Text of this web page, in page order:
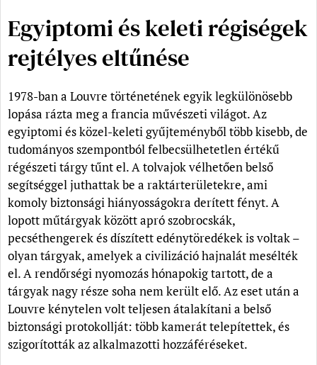
Egyiptomi és keleti régiségek
rejtélyes eltűnése
1978-ban a Louvre történetének egyik legkülönösebb
lopása rázta meg a francia művészeti világot. Az
egyiptomi és közel-keleti gyűjteményből több kisebb, de
tudományos szempontból felbecsülhetetlen értékű
régészeti tárgy tűnt el. A tolvajok vélhetően belső
segítséggel juthattak be a raktárterületekre, ami
komoly biztonsági hiányosságokra derített fényt. A
lopott műtárgyak között apró szobrocskák,
pecséthengerek és díszített edénytöredékek is voltak –
olyan tárgyak, amelyek a civilizáció hajnalát mesélték
el. A rendőrségi nyomozás hónapokig tartott, de a
tárgyak nagy része soha nem került elő. Az eset után a
Louvre kénytelen volt teljesen átalakítani a belső
biztonsági protokollját: több kamerát telepítettek, és
szigorították az alkalmazotti hozzáféréseket.